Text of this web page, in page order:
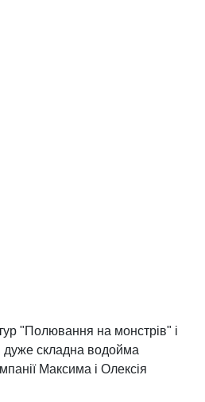
"Полювання на монстрів" і
дуже складна водойма
Максима і Олексія